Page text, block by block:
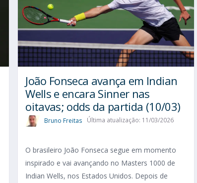
João Fonseca avança em Indian
Wells e encara Sinner nas
oitavas; odds da partida (10/03)
Bruno Freitas Última atualização: 11/03/2026
O brasileiro João Fonseca segue em momento
inspirado e vai avançando no Masters 1000 de
Indian Wells, nos Estados Unidos. Depois de